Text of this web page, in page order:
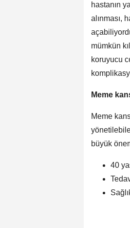
hastanın
alınması,
mümkün
koruyucu
Meme
Meme
büyük
40